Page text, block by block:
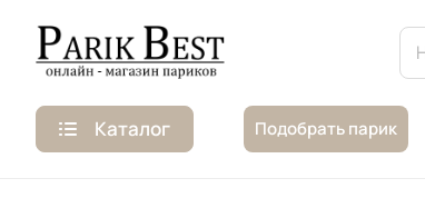
Каталог Подобрать парик